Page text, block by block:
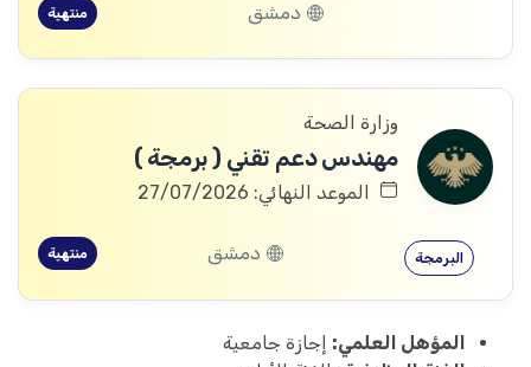
دمشق منتهية
وزارة الصحة
مهندس دعم تقني ( برمجة )
الموعد النهائي: 27/07/2026
البرمجة دمشق منتهية
المؤهل العلمي: إجازة جامعية